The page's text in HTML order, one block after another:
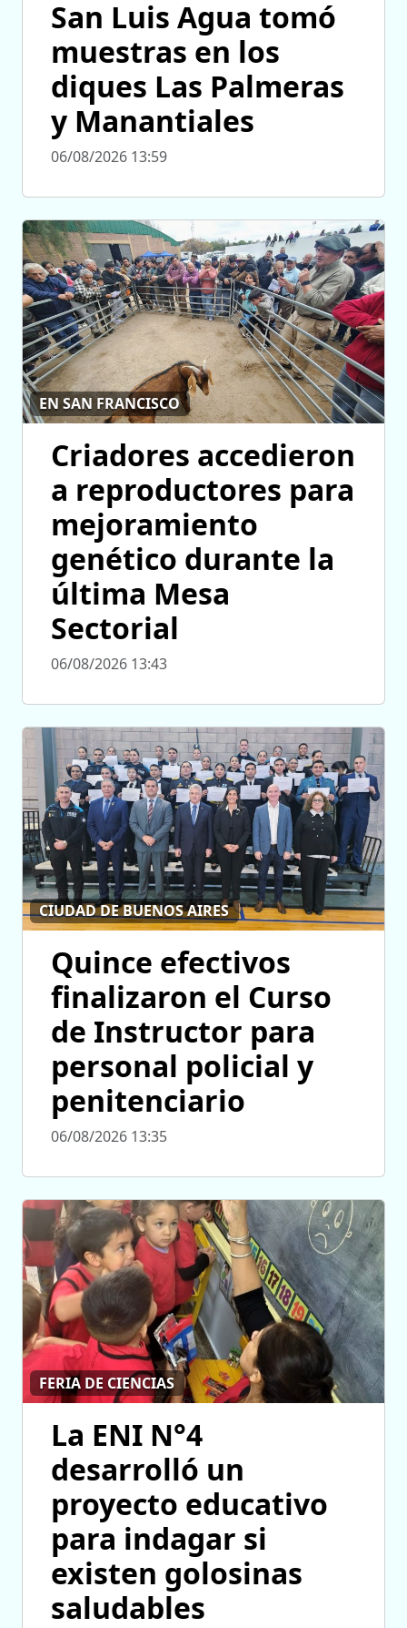
San Luis Agua tomó
muestras en los
diques Las Palmeras
y Manantiales
06/08/2026 13:59
EN SAN FRANCISCO
Criadores accedieron
a reproductores para
mejoramiento
genético durante la
última Mesa
Sectorial
06/08/2026 13:43
CIUDAD DE BUENOS AIRES
Quince efectivos
finalizaron el Curso
de Instructor para
personal policial y
penitenciario
06/08/2026 13:35
FERIA DE CIENCIAS
La ENI N°4
desarrolló un
proyecto educativo
para indagar si
existen golosinas
saludables